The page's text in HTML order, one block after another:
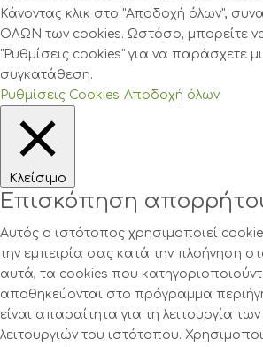
Κάνοντας κλικ στο "Αποδοχή όλων",
ΟΛΩΝ των cookies. Ωστόσο, μπορείτε να
"Ρυθμίσεις cookies" για να παράσχετε
συγκατάθεση.
Ρυθμίσεις Cookies Αποδοχή όλων
Κλείσιμο
Επισκόπηση
Αυτός ο ιστότοπος χρησιμοποιεί
την εμπειρία σας κατά την πλοήγηση
αυτά, τα cookies που
αποθηκεύονται στο πρόγραμμα
είναι απαραίτητα για τη λειτουργία
λειτουργιών του ιστότοπου.